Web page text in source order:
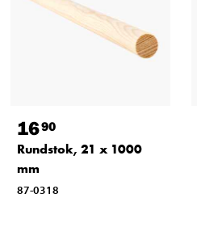
1690
Rundstok, 21 x 1000
mm
87-0318